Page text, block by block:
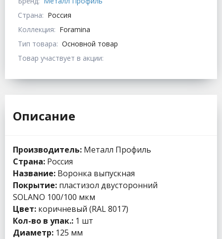
Страна: Россия
Коллекция: Foramina
Тип товара: Основной товар
Товар участвует в акции:
Описание
Производитель: Металл Профиль
Страна: Россия
Название: Воронка выпускная
Покрытие: пластизол двусторонний
SOLANO 100/100 мкм
Цвет: коричневый (RAL 8017)
Кол-во в упак.: 1 шт
Диаметр: 125 мм